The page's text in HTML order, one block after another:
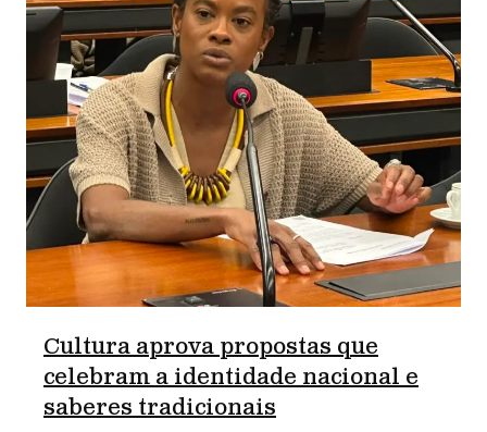
Cultura aprova propostas que
celebram a identidade nacional e
saberes tradicionais